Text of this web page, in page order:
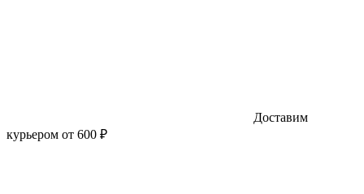
Доставим
курьером от 600 ₽